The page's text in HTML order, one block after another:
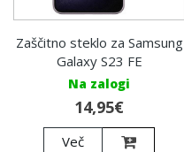
Zaščitno steklo za Samsung
Galaxy S23 FE
Na zalogi
14,95€
Več